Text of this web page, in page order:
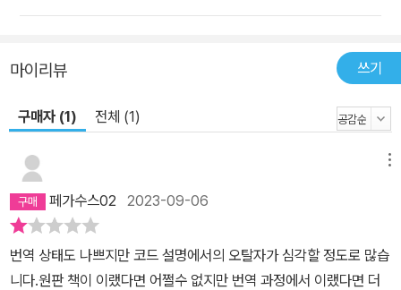
마이리뷰 쓰기
구매자 (1) 전체 (1)
페가수스02 2023-09-06
번역 상태도 나쁘지만 코드 설명에서의 오탈자가 심각할 정도로 많습
니다.원판 책이 이랬다면 어쩔수 없지만 번역 과정에서 이랬다면 더